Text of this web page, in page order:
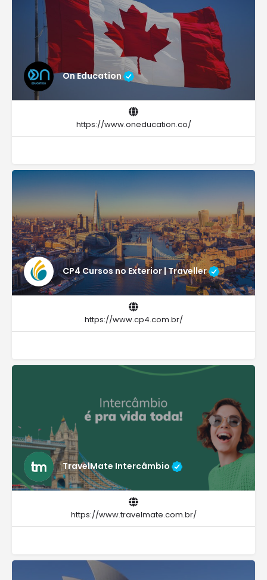
On Education
https://www.oneducation.co/
CP4 Cursos no Exterior | Traveller
https://www.cp4.com.br/
TravelMate Intercâmbio
https://www.travelmate.com.br/